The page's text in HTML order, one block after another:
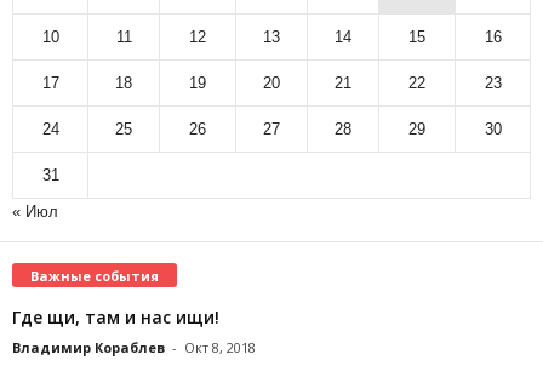
10 11 12 13 14 15 16
17 18 19 20 21 22 23
24 25 26 27 28 29 30
31
« Июл
Важные события
Где щи, там и нас ищи!
Владимир Кораблев - Окт 8, 2018